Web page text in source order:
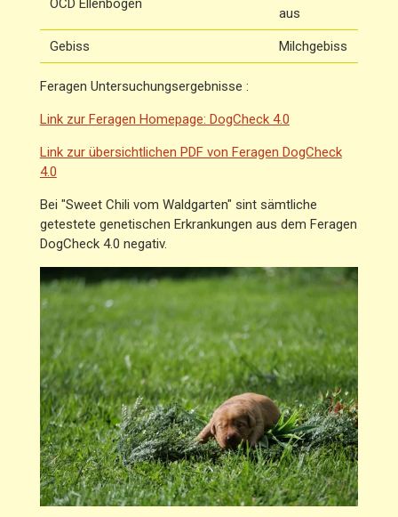
OCD Ellenbogen
aus
Gebiss Milchgebiss
Feragen Untersuchungsergebnisse :
Link zur Feragen Homepage: DogCheck 4.0
Link zur übersichtlichen PDF von Feragen DogCheck
4.0
Bei "Sweet Chili vom Waldgarten" sint sämtliche
getestete genetischen Erkrankungen aus dem Feragen
DogCheck 4.0 negativ.